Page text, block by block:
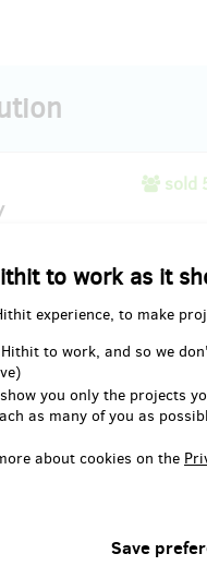
to work as it
experience, to make
to work, and so we
you only the projects
as many of you as
about cookies on the
sold
s motivem Ostravice, kterými
podporu kdekoliv a kdykoliv.